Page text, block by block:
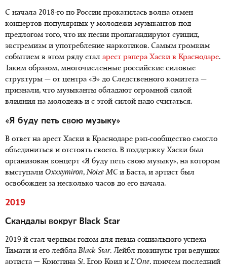
С начала 2018-го по России прокатилась волна отмен
концертов популярных у молодежи музыкантов под
предлогом того, что их песни пропагандируют суицид,
экстремизм и употребление наркотиков. Самым громким
событием в этом ряду стал арест рэпера Хаски в Краснодаре.
Таким образом, многочисленные российские силовые
структуры — от центра «Э» до Следственного комитета —
признали, что музыканты обладают огромной силой
влияния на молодежь и с этой силой надо считаться.
«Я буду петь свою музыку»
В ответ на арест Хаски в Краснодаре рэп-сообщество смогло
объединиться и отстоять своего. В поддержку Хаски был
организован концерт «Я буду петь свою музыку», на котором
выступали Oxxxymiron,Noize MC и Баста, и артист был
освобожден за несколько часов до его начала.
2019
Скандалы вокруг Black Star
2019-й стал черным годом для певца социального успеха
Тимати и его лейблаBlack Star. Лейбл покинули три ведущих
артиста — Кристина Si, Егор Крид иL'One, причем последний